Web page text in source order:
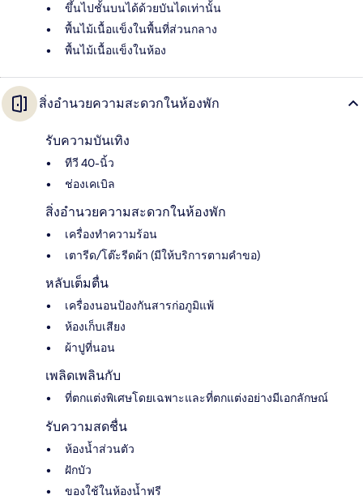
ขึ้นไปชั้นบนได้ด้วยบันไดเท่านั้น
พื้นไม้เนื้อแข็งในพื้นที่ส่วนกลาง
พื้นไม้เนื้อแข็งในห้อง
สิ่งอำนวยความสะดวกในห้องพัก
รับความบันเทิง
ทีวี 40-นิ้ว
ช่องเคเบิล
สิ่งอำนวยความสะดวกในห้องพัก
เครื่องทำความร้อน
เตารีด/โต๊ะรีดผ้า (มีให้บริการตามคำขอ)
หลับเต็มตื่น
เครื่องนอนป้องกันสารก่อภูมิแพ้
ห้องเก็บเสียง
ผ้าปูที่นอน
เพลิดเพลินกับ
ที่ตกแต่งพิเศษโดยเฉพาะและที่ตกแต่งอย่างมีเอกลักษณ์
รับความสดชื่น
ห้องน้ำส่วนตัว
ฝักบัว
ของใช้ในห้องน้ำฟรี